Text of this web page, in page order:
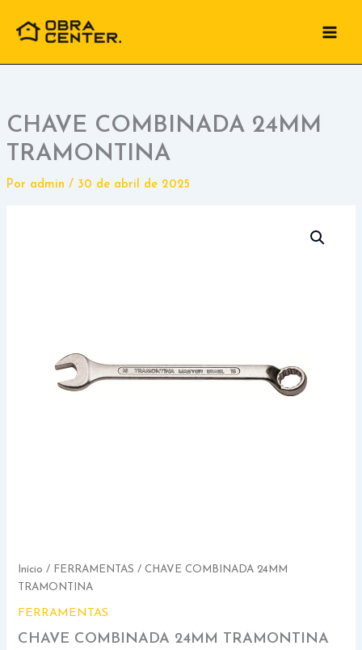
para
conteúdo
CHAVE COMBINADA 24MM
TRAMONTINA
Por admin / 30 de abril de 2025
Início / FERRAMENTAS / CHAVE COMBINADA 24MM
TRAMONTINA
FERRAMENTAS
CHAVE COMBINADA 24MM TRAMONTINA